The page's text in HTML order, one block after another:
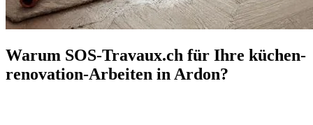
Warum SOS-Travaux.ch für Ihre küchen-
renovation-Arbeiten in Ardon?